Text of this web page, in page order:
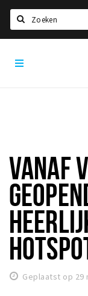
HOME
Studentenraad
New in town?
WONEN
Woonruimte
VANAF
Geplaatst op 29